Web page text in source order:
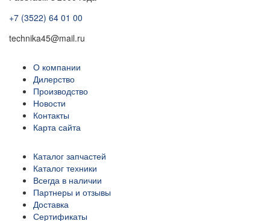
+7 (3522) 64 01 00
technika45@mail.ru
О компании
Дилерство
Производство
Новости
Контакты
Карта сайта
Каталог запчастей
Каталог техники
Всегда в наличии
Партнеры и отзывы
Доставка
Сертификаты